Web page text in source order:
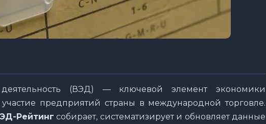
деятельность (ВЭД) — ключевой элемент экономики
участие предприятий страны в международной торговле.
Рейтинг собирает, систематизирует и обновляет данные